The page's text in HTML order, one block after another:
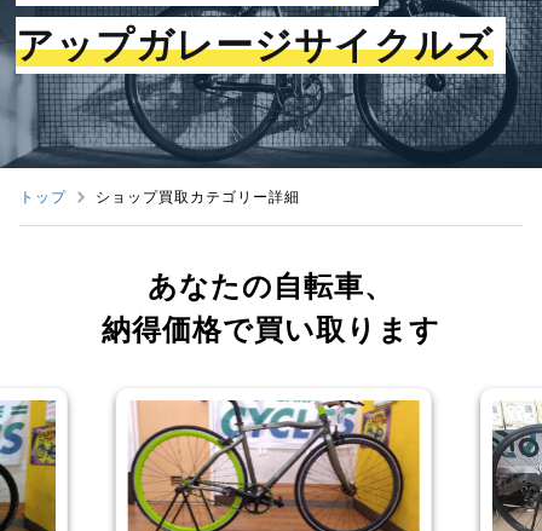
アップガレージサイクルズ
トップ ショップ買取カテゴリー詳細
あなたの自転車、
納得価格で買い取ります